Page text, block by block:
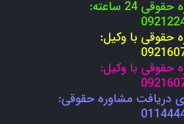
24 ساعته:
حقوقی با وکیل:
حقوقی با وکیل:
دریافت مشاوره حقوقی: